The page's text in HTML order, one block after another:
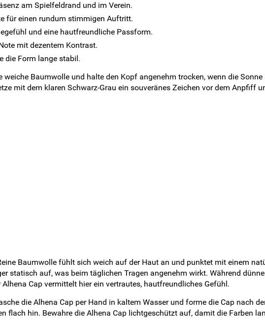
am Spielfeldrand und im Verein.
für einen rundum stimmigen Auftritt.
und eine hautfreundliche Passform.
mit dezentem Kontrast.
die Form lange stabil.
weiche Baumwolle und halte den Kopf angenehm trocken, wenn die
mit dem klaren Schwarz-Grau ein souveränes Zeichen vor dem Anpfiff
Baumwolle fühlt sich weich auf der Haut an und punktet mit einem
statisch auf, was beim täglichen Tragen angenehm wirkt. Während
Cap vermittelt hier ein vertrautes, hautfreundliches Gefühl.
die Alhena Cap per Hand in kaltem Wasser und forme die Cap nach
flach hin. Bewahre die Alhena Cap lichtgeschützt auf, damit die Farben